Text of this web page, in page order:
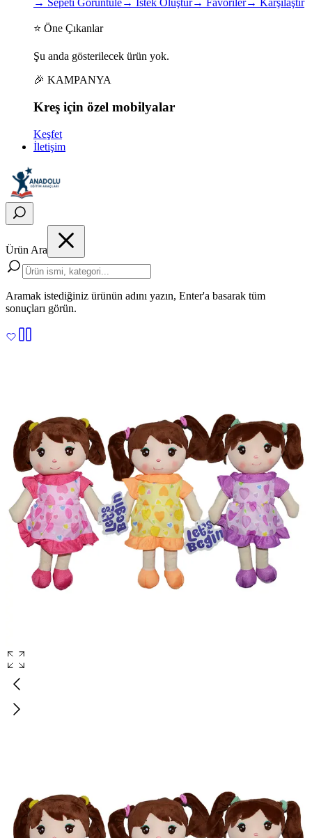
→ Sepeti Görüntüle→ İstek Oluştur→ Favoriler→ Karşılaştır
⭐ Öne Çıkanlar
Şu anda gösterilecek ürün yok.
🎉 KAMPANYA
Kreş için özel mobilyalar
Keşfet
İletişim
Ürün Ara
Aramak istediğiniz ürünün adını yazın, Enter'a basarak tüm
sonuçları görün.